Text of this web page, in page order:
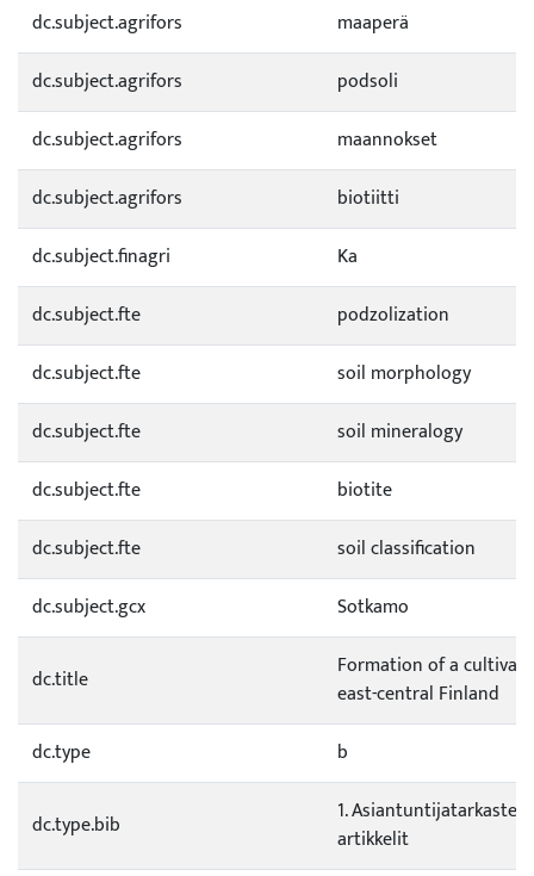
dc.subject.agrifors
maaperä
dc.subject.agrifors
podsoli
dc.subject.agrifors
maannokset
dc.subject.agrifors
biotiitti
dc.subject.finagri
Ka
dc.subject.fte
podzolization
dc.subject.fte
soil morphology
dc.subject.fte
soil mineralogy
dc.subject.fte
biotite
dc.subject.fte
soil classification
dc.subject.gcx
Sotkamo
dc.title
Formation of a
east-central Finland
dc.type
b
dc.type.bib
1.
artikkelit